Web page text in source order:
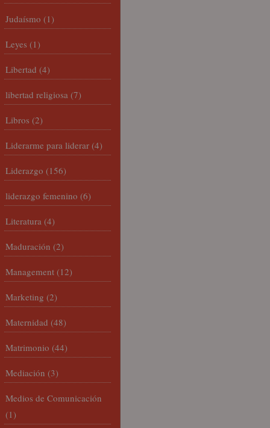
Judaísmo (1)
Leyes (1)
Libertad (4)
libertad religiosa (7)
Libros (2)
Liderarme para liderar (4)
Liderazgo (156)
liderazgo femenino (6)
Literatura (4)
Maduración (2)
Management (12)
Marketing (2)
Maternidad (48)
Matrimonio (44)
Mediación (3)
Medios de Comunicación
(1)